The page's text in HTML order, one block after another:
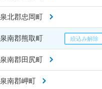
泉北郡忠岡町
泉南郡熊取町
泉南郡田尻町
泉南郡岬町